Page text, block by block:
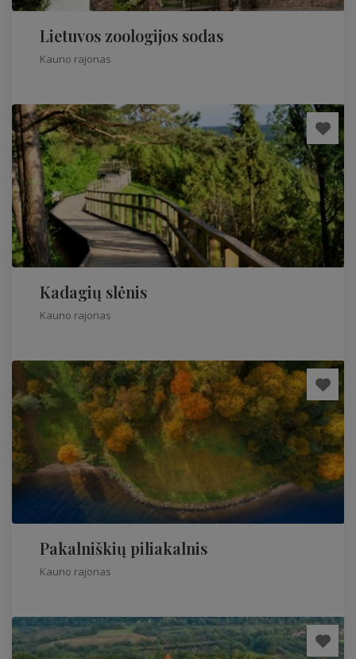
Lietuvos zoologijos sodas
Kauno rajonas
Kadagių slėnis
Kauno rajonas
Pakalniškių piliakalnis
Kauno rajonas